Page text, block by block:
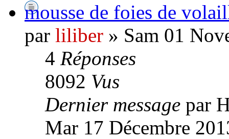
mousse de foies de
par liliber » Sam 01
4 Réponses
8092 Vus
Dernier message par
Mar 17 Décembre